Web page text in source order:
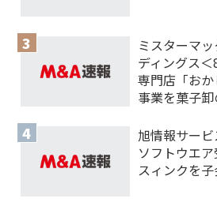
ミスターマ
ディングス
専門店「おか
事業を菓子
旭情報サービ
ソフトウエ
スィンクを